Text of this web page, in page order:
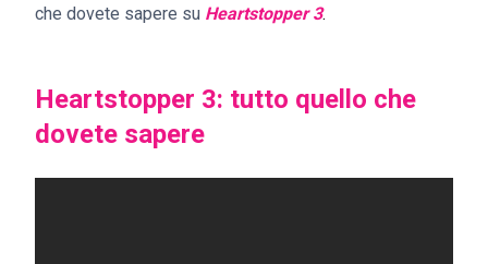
che dovete sapere su Heartstopper3.
Heartstopper 3: tutto quello che
dovete sapere